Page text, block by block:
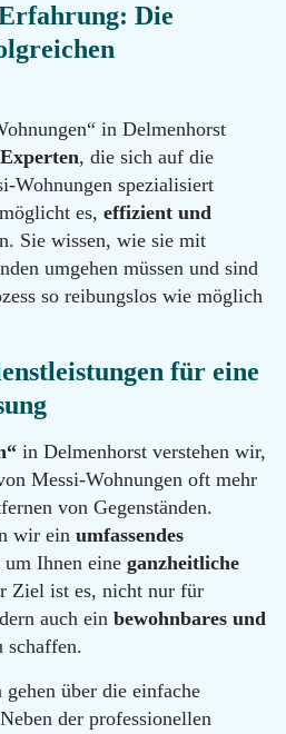
Die
in Delmenhorst
, die sich auf die
Wohnungen spezialisiert
es, effizient und
Sie wissen, wie sie mit
umgehen müssen und sind
so reibungslos wie möglich
für eine
in Delmenhorst verstehen wir,
Messi-Wohnungen oft mehr
von Gegenständen.
wir ein umfassendes
um Ihnen eine ganzheitliche
Ziel ist es, nicht nur für
auch ein bewohnbares und
schaffen.
über die einfache
der professionellen